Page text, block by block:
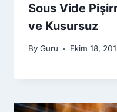
Sous Vide
ve Kusursuz
By Guru Ekim 18,